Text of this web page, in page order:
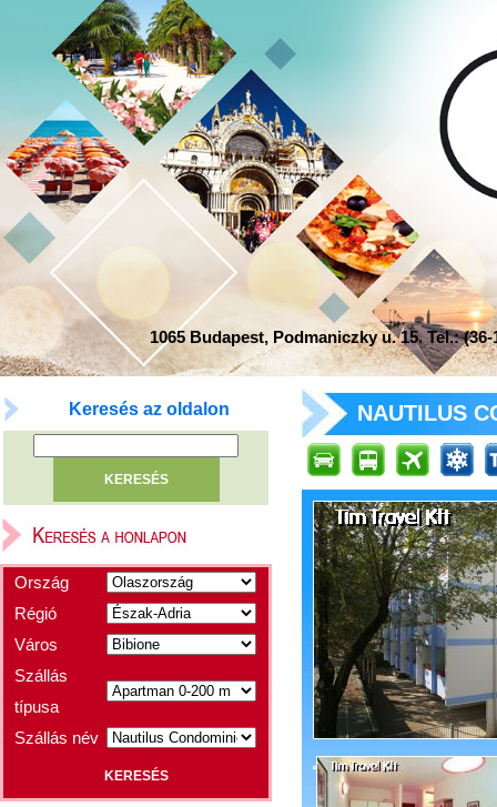
1065 Budapest, Podmaniczky u. 15. Tel.:
NAUTILUS
Keresés az oldalon
Ország
Régió
Város
Szállás
típusa
Szállás név